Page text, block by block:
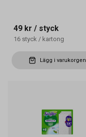
49 kr / styck
16 styck / kartong
Lägg i varukorgen